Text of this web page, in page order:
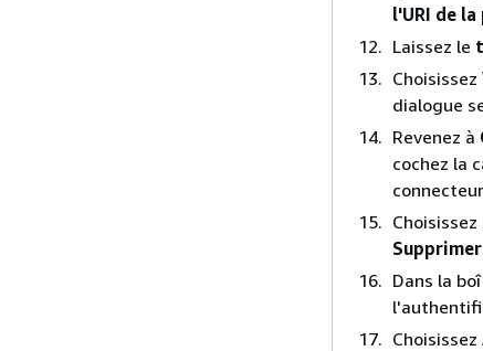
l'URI de
Laissez le
Choisissez
dialogue
Revenez à
cochez la
Choisissez
Supprimer
Dans la
Choisissez